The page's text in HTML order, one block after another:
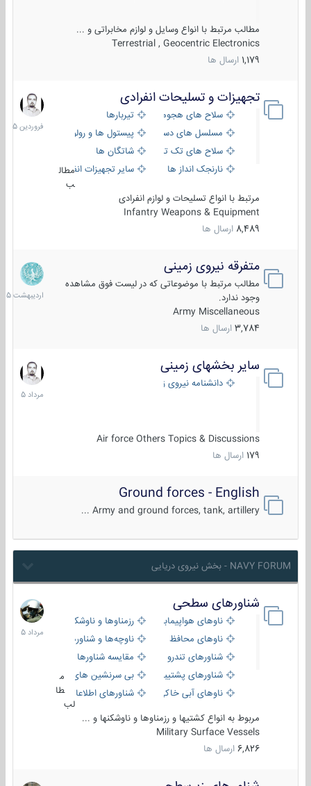
مطالب مرتبط با انواع وسایل و لوازم مخابراتی و ...
Terrestrial , Geocentric Electronics
1,179 ارسال ها
تجهیزات و تسلیحات انفرادی
سلاح های هجومی
تیربارها
مسلسل های دستی
پیستول ها و رولورها
سلاح های تک تیر اندازیشاتگان ها
نارنجک انداز ها
سایر تجهیزات انفرادی
مطال
ب
مرتبط با انواع تسلیحات و لوازم انفرادی
Infantry Weapons & Equipment
8,489 ارسال ها
17
فروردین
1405
متفرقه نیروی زمینی
مطالب مرتبط با موضوعاتی که در لیست فوق مشاهده
وجود ندارد.
Army Miscellaneous
3,784 ارسال ها
27
1405
سایر بخشهای زمینی
دانشنامه نیروی زمینی
Air force Others Topics & Discussions
179 ارسال ها
9
مرداد
1405
Ground forces - English
Army and ground forces, tank, artillery ...
NAVY FORUM - بخش نیروی دریایی
شناورهای سطحی
ناوهای هواپیمابر و بالگرد بررزمناوها و ناوشکن‌ها
ناوهای محافظ
ناوچه‌ها و شناورهای گشتی
شناورهای تندرو
مقایسه شناورها
شناورهای پشتیبانی
بی سرنشین های دریایی
ناوهای آبی خاکی و نیروبرشناورهای اطلاعاتی و جاسوسی
طا
لب
مربوط به انواع کشتیها و رزمناوها و ناوشکنها و ...
Military Surface Vessels
6,826 ارسال ها
2
مرداد
1405